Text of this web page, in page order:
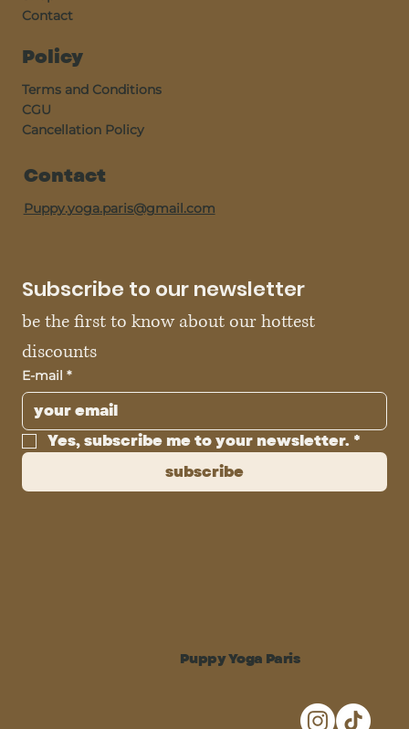
Contact
Policy
Terms and Conditions
CGU
Cancellation Policy
Contact
Puppy.yoga.paris@gmail.com
Subscribe to our newsletter
be the first to know about our hottest
discounts
E-mail *
Yes, subscribe me to your newsletter. *
subscribe
Puppy Yoga Paris